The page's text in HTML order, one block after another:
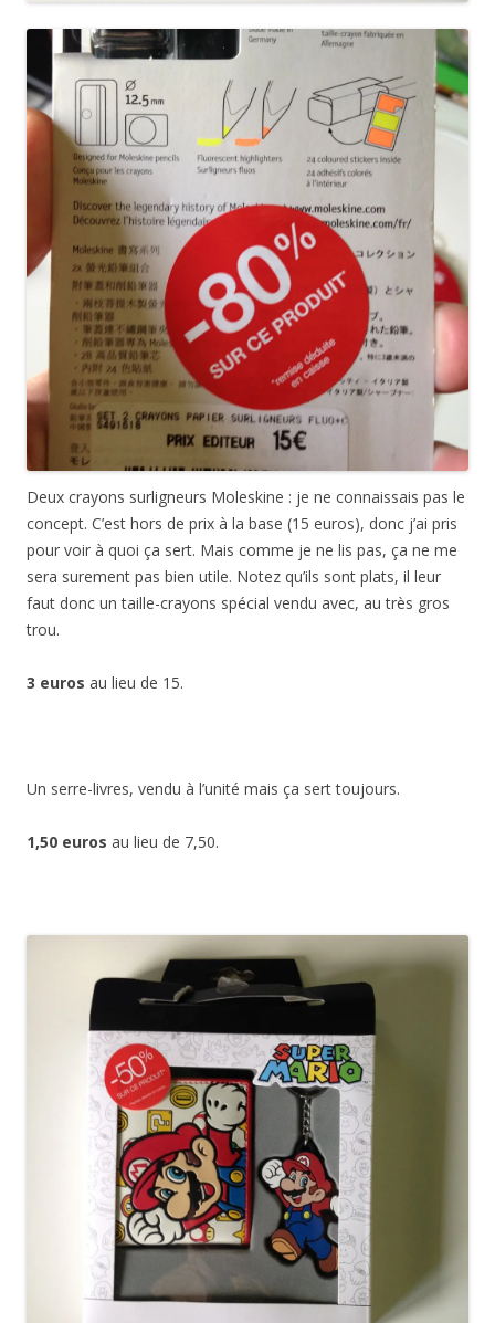
Deux crayons surligneurs Moleskine : je ne connaissais pas le
concept. C’est hors de prix à la base (15 euros), donc j’ai pris
pour voir à quoi ça sert. Mais comme je ne lis pas, ça ne me
sera surement pas bien utile. Notez qu’ils sont plats, il leur
faut donc un taille-crayons spécial vendu avec, au très gros
trou.
3 euros au lieu de 15.
Un serre-livres, vendu à l’unité mais ça sert toujours.
1,50 euros au lieu de 7,50.